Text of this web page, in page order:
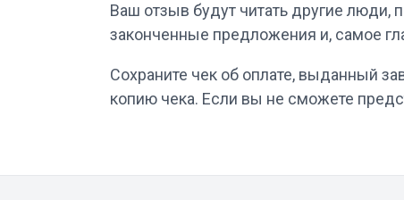
Ваш отзыв будут читать другие люди,
законченные предложения и, самое
Сохраните чек об оплате, выданный
копию чека. Если вы не сможете